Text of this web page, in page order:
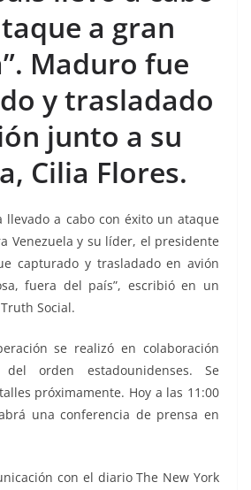
p er a gran
Maduro fue
y trasladado
junto a su
Cilia Flores.
llevado a cabo con éxito un ataque
Venezuela y su líder, el presidente
capturado y trasladado en avión
fuera del país”, escribió en un
Social.
se realizó en colaboración
orden estadounidenses. Se
próximamente. Hoy a las 11:00
una conferencia de prensa en
con el diario The New York